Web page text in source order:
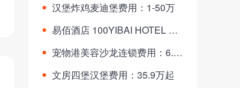
汉堡炸鸡麦迪堡费用：1-50万
易佰酒店 100YIBAI HOTEL YI
0万起
宠物港美容沙龙连锁费用：6.8-
文房四堡汉堡费用：35.9万起